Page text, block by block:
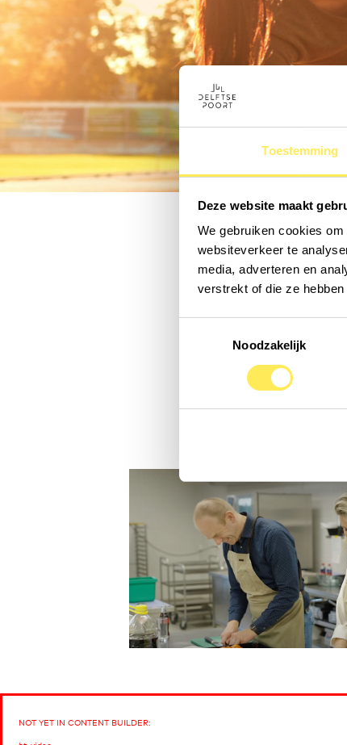
Toestemming
Deze website maakt
We gebruiken cookies
websiteverkeer te
media, adverteren en
verstrekt of die ze
Noodzakelijk
NOT YET IN CONTENT BUILDER: